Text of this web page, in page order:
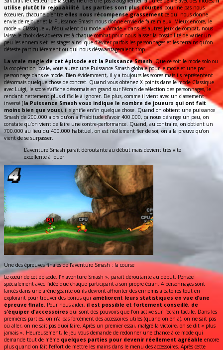
utilise plutôt la rejouabilité. Les parties sont plus courtespour ne pas nous
écœurer, chacune d’entre elles nous récompense grassementce qui nous donne
envie de rejouer et la Puissance Smash nous donne envie de faire mieux. Mieux encore, le
mode « Classique », l’équivalent du mode « Arcade » dans les autres jeux de combat, nous
laisse le choix des adversaires à chaque combat pour nous laisser la possibilité de varier un
peu les ennemis et les stages ainsi que d’éviter parfois les personnages et les terrains qu’on
déteste particulièrement ou qui nous désavantageraient trop.
La vraie magie de cet épisode est la Puissance Smash. Que ce soit le mode solo ou
la coopération locale, vous aurez une Puissance Smash globale pour le mode et une par
personnage dans ce mode. Bien évidemment, il y a toujours les scores mais ils représentent
désormais quelque chose de concret. Quand vous obtenez X points dans le mode Classique
avec Luigi, le score s’affiche désormais en grand sur l’écran de sélection des personnages, le
rendant nettement plus difficile à ignorer. De plus, comme il vient avec un classement
inversé (la Puissance Smash vous indique le nombre de joueurs qui ont fait
moins bien que vous), il signifie enfin quelque chose. Quand on obtient une puissance
Smash de 200.000 alors qu’on a l’habitude d’avoir 400.000, ça nous dérange un peu, on
constate qu’on vient de faire une contre-performance. Quand, au contraire, on obtient un
700.000 au lieu du 400.000 habituel, on est réellement fier de soi, on a la preuve qu’on
vient de se surpasser.
L’aventure Smash paraît déroutante au début mais devient très vite
excellente à jouer.
Une des épreuves finales de l’aventure Smash : la course
Le cœur de cet épisode, l’« aventure Smash », paraît déroutante au début. Pensée
spécialement avec l’idée que chaque participant a son propre écran, 4 personnages sont
lancés dans une arène géante où ils devront affronter des ennemis aléatoires tout en
explorant pour trouver des bonus qui améliorent leurs statistiques en vue d’une
épreuve finale. Pour nous aider, il est possible et fortement conseillé, de
s’équiper d’accessoires qui sont des pouvoirs que l’on active sur l’écran tactile. Dans les
premières parties, on n’a pas forcément des accessoires utiles (quand on en a), on ne sait pas
où aller, on ne sait pas quoi faire. Après un premier essai, malgré la victoire, on se dit « plus
jamais ». Heureusement, le jeu vous demande de redonner une chance à ce mode qui
demande tout de même quelques parties pour devenir réellement agréable encore
plus quand on fait l’effort de mettre les mains dans le menu des accessoires. Après cette